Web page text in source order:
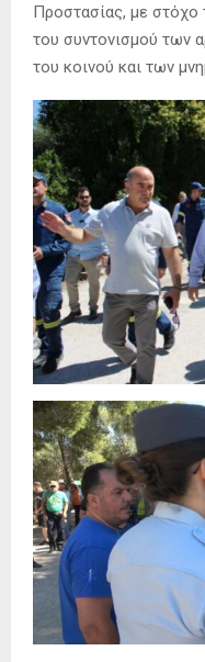
Προστασίας, με στόχο
του συντονισμού των
του κοινού και των